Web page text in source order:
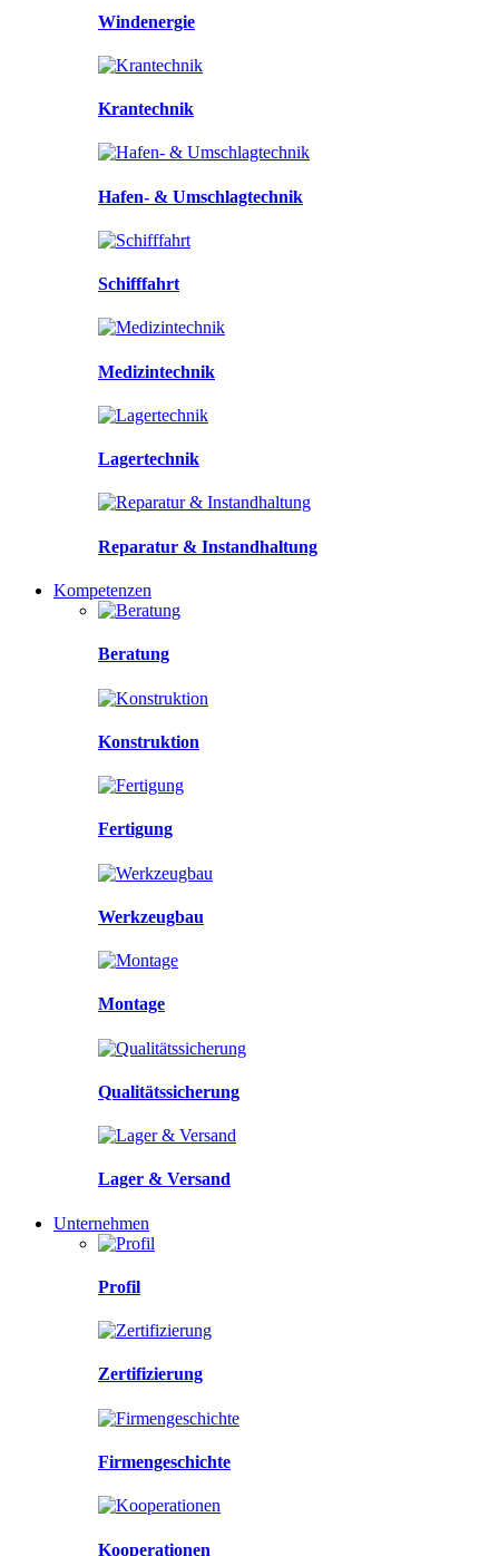
Windenergie
Krantechnik
Hafen- & Umschlagtechnik
Schifffahrt
Medizintechnik
Lagertechnik
Reparatur & Instandhaltung
Kompetenzen
Beratung
Konstruktion
Fertigung
Werkzeugbau
Montage
Qualitätssicherung
Lager & Versand
Unternehmen
Profil
Zertifizierung
Firmengeschichte
Kooperationen